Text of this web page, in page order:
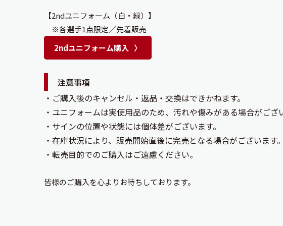
【2ndユニフォーム（白・緑）】
※各選手1点限定／先着販売
2ndユニフォーム購入
注意事項
・ご購入後のキャンセル・返品・交換はできかねます。
・ユニフォームは実使用品のため、汚れや傷みがある場合がござ
・サインの位置や状態には個体差がございます。
・在庫状況により、販売開始直後に完売となる場合がございます。
・転売目的でのご購入はご遠慮ください。
皆様のご購入を心よりお待ちしております。